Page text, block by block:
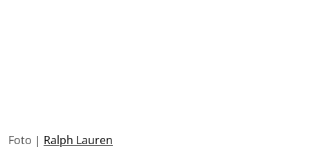
Foto | Ralph Lauren